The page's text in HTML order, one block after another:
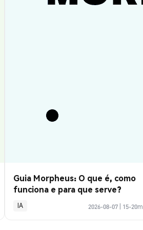
Guia Morpheus: O que é, como
funciona e para que serve?
IA 2026-08-07 15-20m